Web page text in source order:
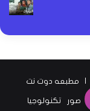
مطبعه دوت نت
صور تكنولوجيا